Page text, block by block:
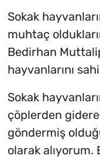
Sokak
muhtaç
Bedirhan
hayvanlarını
Sokak
çöplerden
göndermiş
olarak alıyorum.